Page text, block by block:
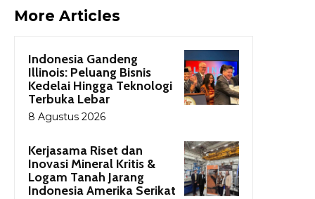
More Articles
Indonesia Gandeng
Illinois: Peluang Bisnis
Kedelai Hingga Teknologi
Terbuka Lebar
8 Agustus 2026
Kerjasama Riset dan
Inovasi Mineral Kritis &
Logam Tanah Jarang
Indonesia Amerika Serikat